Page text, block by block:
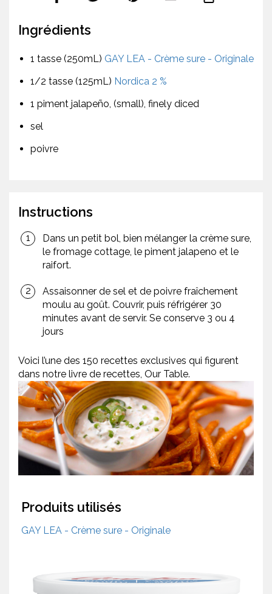
Ingrédients
1 tasse (250mL) GAY LEA - Crème sure - Originale
1/2 tasse (125mL) Nordica 2 %
1 piment jalapeño, (small), finely diced
sel
poivre
Instructions
Dans un petit bol, bien mélanger la crème sure,
le fromage cottage, le piment jalapeno et le
raifort.
Assaisonner de sel et de poivre fraîchement
moulu au goût. Couvrir, puis réfrigérer 30
minutes avant de servir. Se conserve 3 ou 4
jours
Voici l’une des 150 recettes exclusives qui figurent
dans notre livre de recettes, Our Table.
Produits utilisés
GAY LEA - Crème sure - Originale